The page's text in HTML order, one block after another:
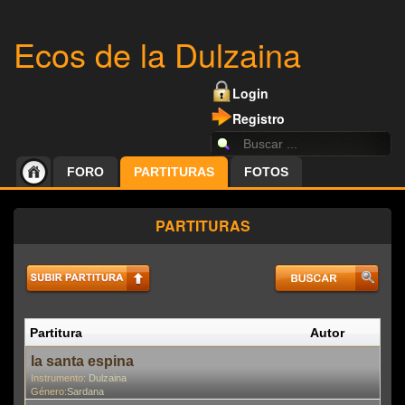
Ecos de la Dulzaina
Login
Registro
FORO PARTITURAS FOTOS
PARTITURAS
Partitura Autor
la santa espina
Instrumento: Dulzaina
Género:Sardana